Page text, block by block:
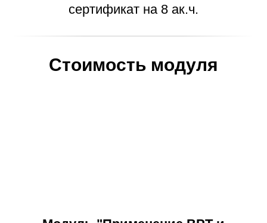
сертификат на 8 ак.ч.
Стоимость модуля